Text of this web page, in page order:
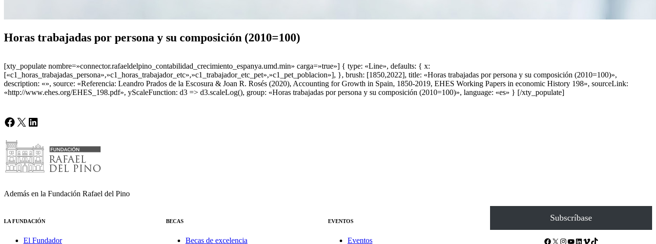
Horas trabajadas por persona y su composición (2010=100)
[xty_populate nombre=»connector.rafaeldelpino_contabilidad_crecimiento_espanya.umd.min» carga=»true»] { type: «Line», defaults: { x:
[«c1_horas_trabajadas_persona»,»c1_horas_trabajador_etc»,»c1_trabajador_etc_pet»,»c1_pet_poblacion»], }, brush: [1850,2022], title: «Horas trabajadas por persona y su composición (2010=100)»,
description: «», source: «Referencia: Leandro Prados de la Escosura & Joan R. Rosés (2020), Accounting for Growth in Spain, 1850-2019, EHES Working Papers in economic History 198», sourceLink:
«http://www.ehes.org/EHES_198.pdf», yScaleFunction: d3 => d3.scaleLog(), group: «Horas trabajadas por persona y su composición (2010=100)», language: «es» } [/xty_populate]
Facebook
X LinkedIn
Además en la Fundación Rafael del Pino
LA FUNDACIÓN
El Fundador
BECAS
Becas de excelencia
EVENTOS
Eventos
Subscríbase
Facebook X Instagram YouTube LinkedIn Vimeo TikTok